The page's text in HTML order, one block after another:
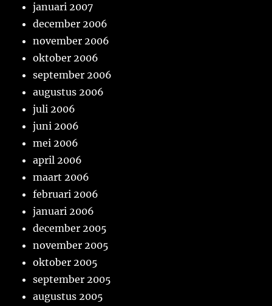
januari 2007
december 2006
november 2006
oktober 2006
september 2006
augustus 2006
juli 2006
juni 2006
mei 2006
april 2006
maart 2006
februari 2006
januari 2006
december 2005
november 2005
oktober 2005
september 2005
augustus 2005